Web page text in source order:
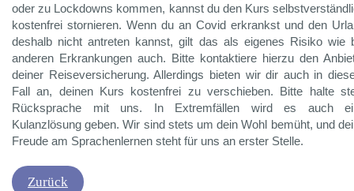
oder zu Lockdowns kommen, kannst du den Kurs
kostenfrei stornieren. Wenn du an Covid erkrankst und den
deshalb nicht antreten kannst, gilt das als eigenes Risiko wie
anderen Erkrankungen auch. Bitte kontaktiere hierzu den
deiner Reiseversicherung. Allerdings bieten wir dir auch in
Fall an, deinen Kurs kostenfrei zu verschieben. Bitte halte
Rücksprache mit uns. In Extremfällen wird es auch
Kulanzlösung geben. Wir sind stets um dein Wohl bemüht, und
Freude am Sprachenlernen steht für uns an erster Stelle.
Zurück